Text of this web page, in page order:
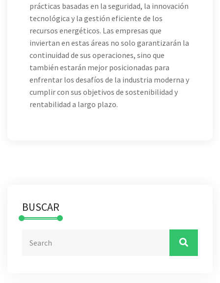
prácticas basadas en la seguridad, la innovación
tecnológica y la gestión eficiente de los
recursos energéticos. Las empresas que
inviertan en estas áreas no solo garantizarán la
continuidad de sus operaciones, sino que
también estarán mejor posicionadas para
enfrentar los desafíos de la industria moderna y
cumplir con sus objetivos de sostenibilidad y
rentabilidad a largo plazo.
BUSCAR